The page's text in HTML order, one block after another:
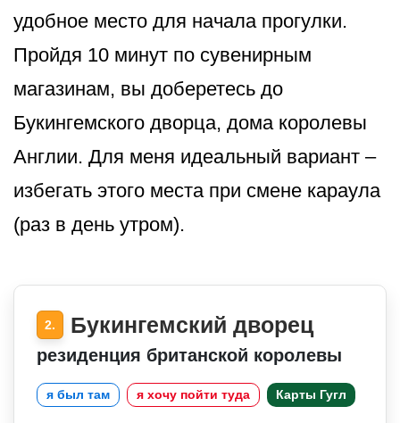
удобное место для начала прогулки.
Пройдя 10 минут по сувенирным
магазинам, вы доберетесь до
Букингемского дворца, дома королевы
Англии. Для меня идеальный вариант –
избегать этого места при смене караула
(раз в день утром).
2. Букингемский дворец
резиденция британской королевы
я был там я хочу пойти туда Карты Гугл